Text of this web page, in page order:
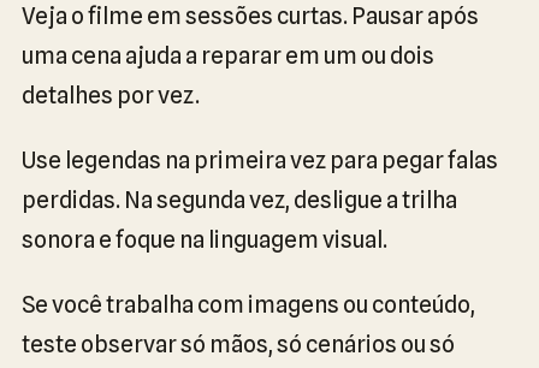
Veja o filme em sessões curtas. Pausar após
uma cena ajuda a reparar em um ou dois
detalhes por vez.
Use legendas na primeira vez para pegar falas
perdidas. Na segunda vez, desligue a trilha
sonora e foque na linguagem visual.
Se você trabalha com imagens ou conteúdo,
teste observar só mãos, só cenários ou só